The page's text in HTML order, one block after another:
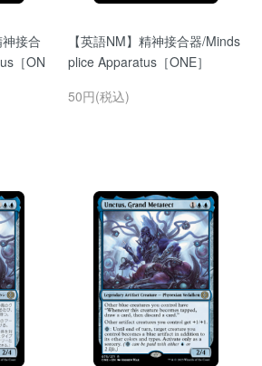
接合
［ON
【英語NM】精神接合器/Minds
plice Apparatus［ONE］
50円(税込)